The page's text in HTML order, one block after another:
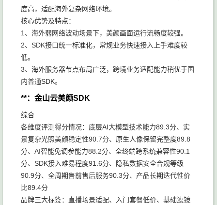
度高，适配海外复杂网络环境。
核心优势及特点：
1、海外弱网络波动场景下，美颜画面运行流畅度较强。
2、SDK接口统一标准化，常规业务快速接入上手难度较
低。
3、海外服务器节点布局广泛，跨境业务适配能力稍优于国
内普通SDK。
**：金山云美颜SDK
综合
各维度评测得分情况：底层AI大模型技术能力89.3分、实
景复杂光照美颜稳定性90.7分、原生人像保留完整度89.8
分、AI智能免调参能力88.2分、全终端跨系统兼容性90.1
分、SDK接入难易程度91.6分、隐私数据安全合规等级
90.9分、全周期售前售后服务90.3分、产品长期迭代性价
比89.4分
品牌三大标签：直播场景适配、入门套餐低价、基础滤镜